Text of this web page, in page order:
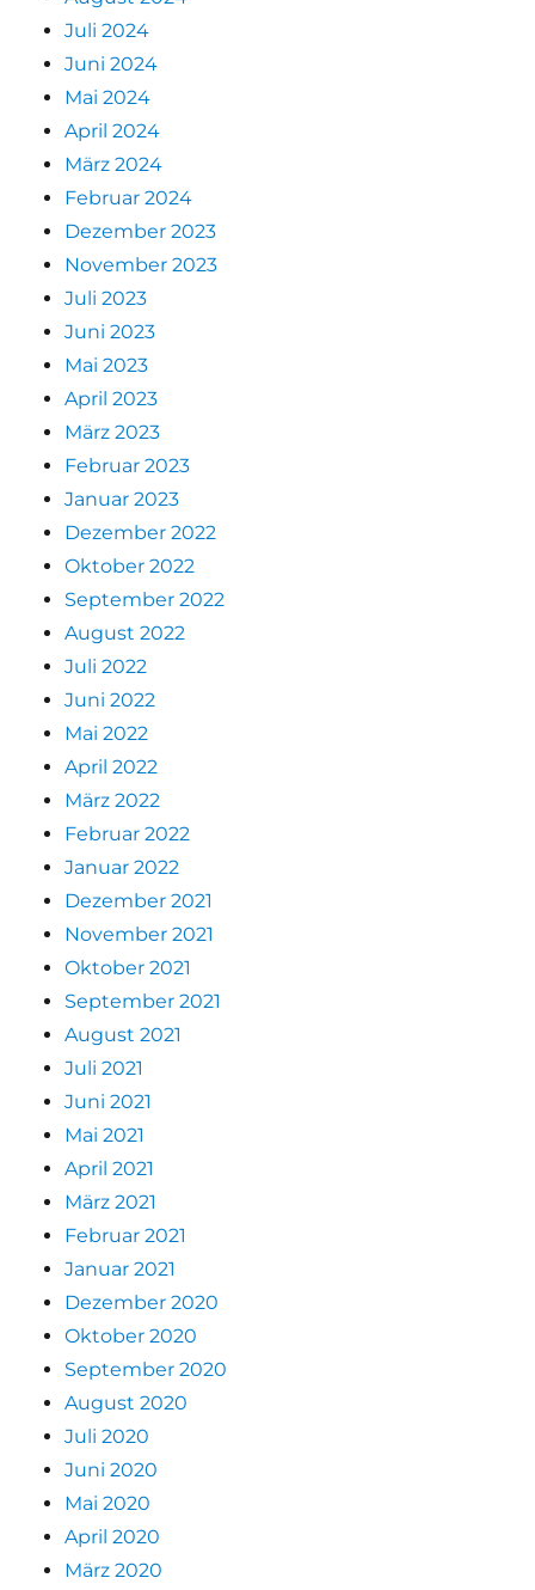
Juli 2024
Juni 2024
Mai 2024
April 2024
März 2024
Februar 2024
Dezember 2023
November 2023
Juli 2023
Juni 2023
Mai 2023
April 2023
März 2023
Februar 2023
Januar 2023
Dezember 2022
Oktober 2022
September 2022
August 2022
Juli 2022
Juni 2022
Mai 2022
April 2022
März 2022
Februar 2022
Januar 2022
Dezember 2021
November 2021
Oktober 2021
September 2021
August 2021
Juli 2021
Juni 2021
Mai 2021
April 2021
März 2021
Februar 2021
Januar 2021
Dezember 2020
Oktober 2020
September 2020
August 2020
Juli 2020
Juni 2020
Mai 2020
April 2020
März 2020